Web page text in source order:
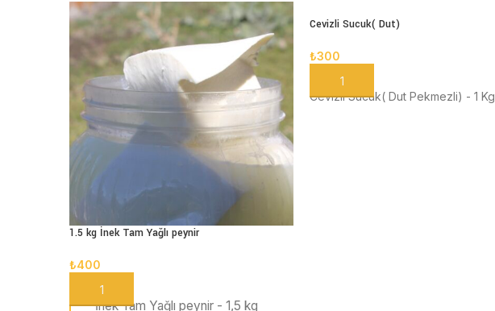
1.5 kg İnek Tam Yağlı peynir
₺400
SEPETE EKLE
İnek Tam Yağlı peynir - 1,5 kg
Cevizli Sucuk( Dut)
₺300
SEPETE EKLE
Cevizli Sucuk( Dut Pekmezli) - 1 Kg